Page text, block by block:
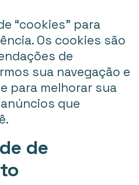
“cookies” para
Os cookies são
de
sua navegação e
para melhorar sua
que
de